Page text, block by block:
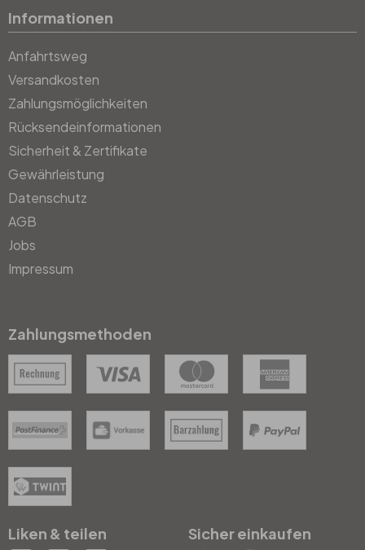
Informationen
Anfahrtsweg
Versandkosten
Zahlungsmöglichkeiten
Rücksendeinformationen
Sicherheit & Zertifikate
Gewährleistung
Datenschutz
AGB
Jobs
Impressum
Zahlungsmethoden
Liken & teilen Sicher einkaufen